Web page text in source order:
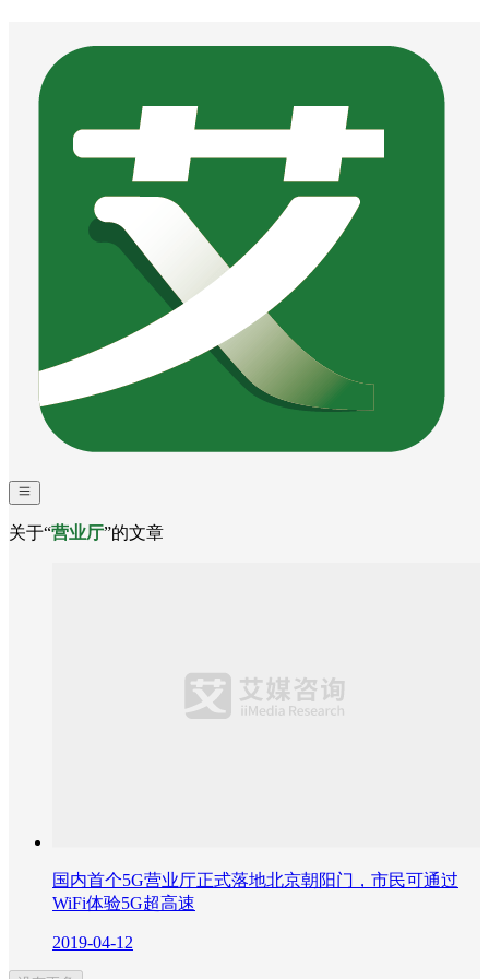
关于“营业厅”的文章
国内首个5G营业厅正式落地北京朝阳门，市民可通过
WiFi体验5G超高速
2019-04-12